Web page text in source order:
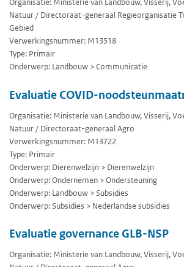
Organisatie: Ministerie van Landbouw, Visserij,
Natuur / Directoraat-generaal Regieorganisatie
Gebied
Verwerkingsnummer: M13518
Type: Primair
Onderwerp: Landbouw > Communicatie
Evaluatie COVID-
Organisatie: Ministerie van Landbouw, Visserij,
Natuur / Directoraat-generaal Agro
Verwerkingsnummer: M13722
Type: Primair
Onderwerp: Dierenwelzijn > Dierenwelzijn
Onderwerp: Ondernemen > Ondersteuning
Onderwerp: Landbouw > Subsidies
Onderwerp: Subsidies > Nederlandse subsidies
Evaluatie governance GLB-NSP
Organisatie: Ministerie van Landbouw, Visserij,